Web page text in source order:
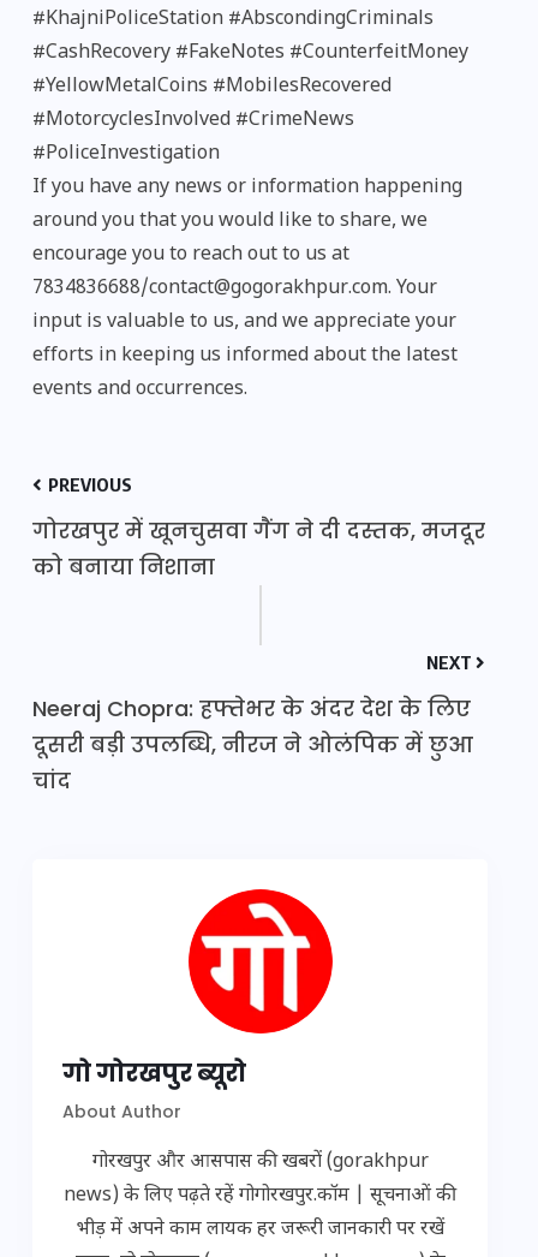
#KhajniPoliceStation #AbscondingCriminals
#CashRecovery #FakeNotes #CounterfeitMoney
#YellowMetalCoins #MobilesRecovered
#MotorcyclesInvolved #CrimeNews
#PoliceInvestigation
If you have any news or information happening
around you that you would like to share, we
encourage you to reach out to us at
7834836688/contact@gogorakhpur.com. Your
input is valuable to us, and we appreciate your
efforts in keeping us informed about the latest
events and occurrences.
PREVIOUS
गोरखपुर में खूनचुसवा गैंग ने दी दस्तक, मजदूर
को बनाया निशाना
NEXT
Neeraj Chopra: हफ्तेभर के अंदर देश के लिए
दूसरी बड़ी उपलब्धि, नीरज ने ओ​लंपिक में छुआ
चांद
गो गोरखपुर ब्यूरो
About Author
गोरखपुर और आसपास की खबरों (gorakhpur
news) के लिए पढ़ते रहें गोगोरखपुर.कॉम | सूचनाओं की
भीड़ में अपने काम लायक हर जरूरी जानकारी पर रखें